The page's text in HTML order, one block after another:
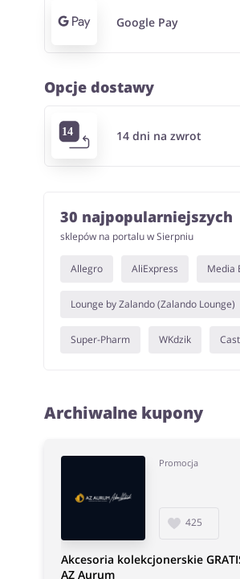
Google Pay
Opcje dostawy
14 dni na zwrot
30 najpopularniejszych
sklepów na portalu w Sierpniu
Allegro AliExpress Media
Lounge by Zalando (Zalando Lounge)
Super-Pharm WKdzik
Archiwalne kupony
Promocja
425
Akcesoria kolekcjonerskie
AZ Aurum